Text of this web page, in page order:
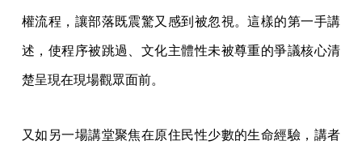
權流程，讓部落既震驚又感到被忽視。這樣的第一手講
述，使程序被跳過、文化主體性未被尊重的爭議核心清
楚呈現在現場觀眾面前。
又如另一場講堂聚焦在原住民性少數的生命經驗，講者